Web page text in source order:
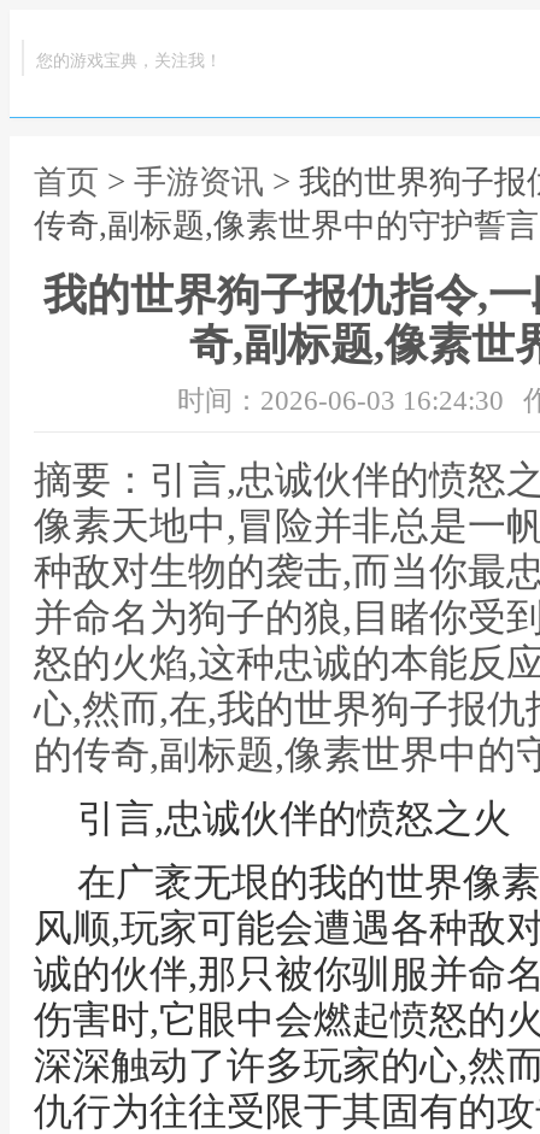
您的游戏宝典，关注我！
首页 > 手游资讯 > 我的世界狗子
传奇,副标题,像素世界中的守护誓言
我的世界狗子报仇指令,
奇,副标题,像素世
时间：2026-06-03 16:24:30
摘要：引言,忠诚伙伴的愤怒
像素天地中,冒险并非总是一
种敌对生物的袭击,而当你最
并命名为狗子的狼,目睹你受
怒的火焰,这种忠诚的本能反
心,然而,在,我的世界狗子报
的传奇,副标题,像素世界中的
引言,忠诚伙伴的愤怒之火
在广袤无垠的我的世界像
风顺,玩家可能会遭遇各种敌
诚的伙伴,那只被你驯服并命
伤害时,它眼中会燃起愤怒的
深深触动了许多玩家的心,然
仇行为往往受限于其固有的